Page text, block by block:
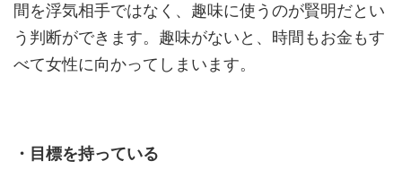
間を浮気相手ではなく、趣味に使うのが賢明だとい
う判断ができます。趣味がないと、時間もお金もす
べて女性に向かってしまいます。
・目標を持っている